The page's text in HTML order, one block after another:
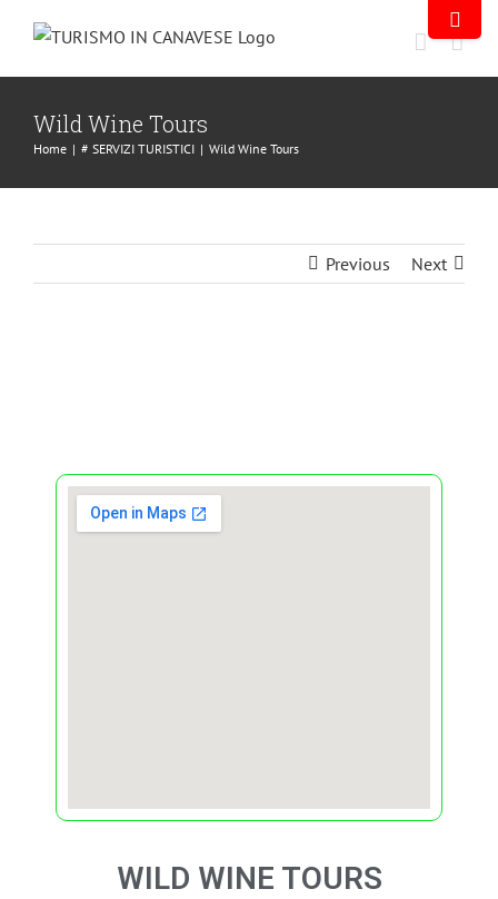
Wild Wine Tours
Home | # SERVIZI TURISTICI | Wild Wine Tours
Previous Next
WILD WINE TOURS